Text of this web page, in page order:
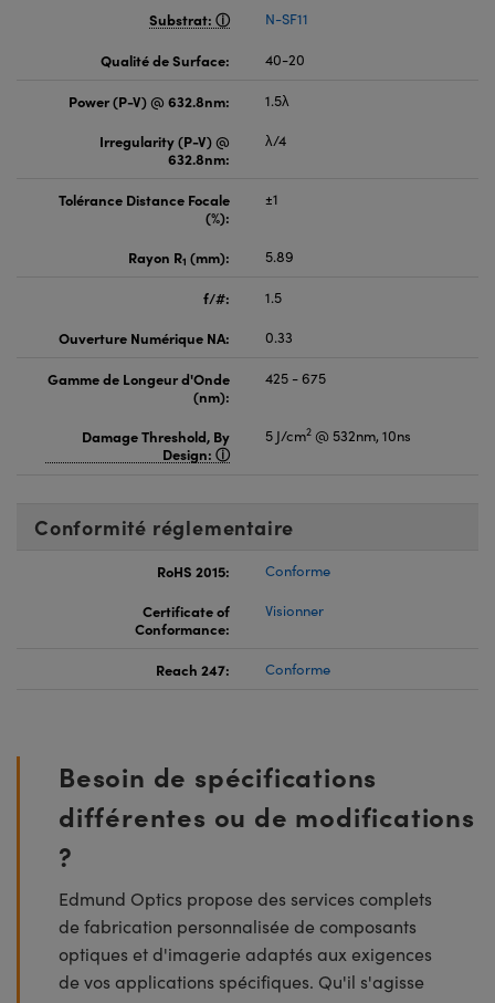
Substrat: N-SF11
Qualité de Surface: 40-20
Power (P-V) @ 632.8nm:
1.5λ
Irregularity (P-V) @
632.8nm:
λ/4
Tolérance Distance Focale
(%):
±1
Rayon R1 (mm): 5.89
f/#:
1.5
Ouverture Numérique NA:
0.33
Gamme de Longeur d'Onde
(nm):
425 - 675
Damage Threshold, By
Design:
5 J/cm2 @ 532nm, 10ns
Conformité réglementaire
RoHS 2015:
Conforme
Certificate of
Conformance:
Visionner
Reach 247: Conforme
Besoin de spécifications
différentes ou de modifications
?
Edmund Optics propose des services complets
de fabrication personnalisée de composants
optiques et d'imagerie adaptés aux exigences
de vos applications spécifiques. Qu'il s'agisse